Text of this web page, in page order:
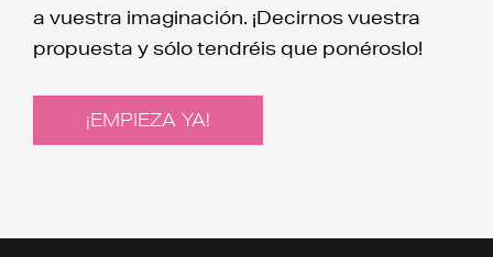
a vuestra imaginación. ¡Decirnos vuestra
propuesta y sólo tendréis que ponéroslo!
¡EMPIEZA YA!